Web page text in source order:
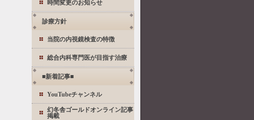
時間変更のお知らせ
診療方針
当院の内視鏡検査の特徴
総合内科専門医が目指す治療
■新着記事■
YouTubeチャンネル
幻冬舎ゴールドオンライン記事
掲載